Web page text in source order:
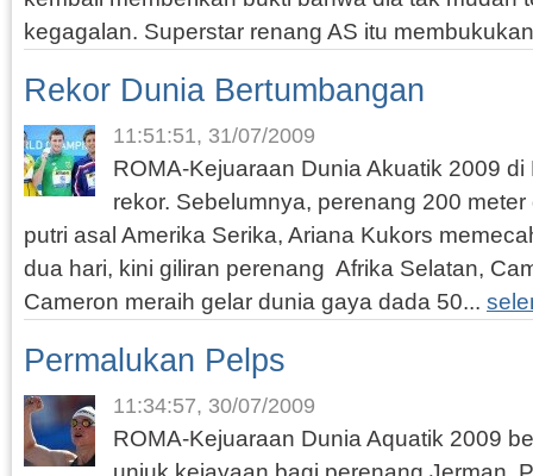
kegagalan. Superstar renang AS itu
Rekor Dunia Bertumbangan
11:51:51, 31/07/2009
ROMA-Kejuaraan Dunia Akuatik 2009
rekor. Sebelumnya, perenang 200
putri asal Amerika Serika, Ariana Kukors
dua hari, kini giliran perenang Afrika Selatan,
Cameron meraih gelar dunia gaya dada 50...
Permalukan Pelps
11:34:57, 30/07/2009
ROMA-Kejuaraan Dunia Aquatik 2009